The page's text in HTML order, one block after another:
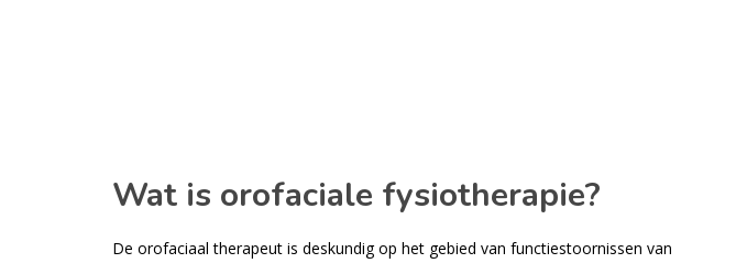
Wat is orofaciale fysiotherapie?
De orofaciaal therapeut is deskundig op het gebied van functiestoornissen van